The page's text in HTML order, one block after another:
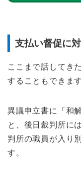
支払い督促に
ここまで話してき
することもできます
異議申立書に「和
と、後日裁判所に
判所の職員が入り
す。